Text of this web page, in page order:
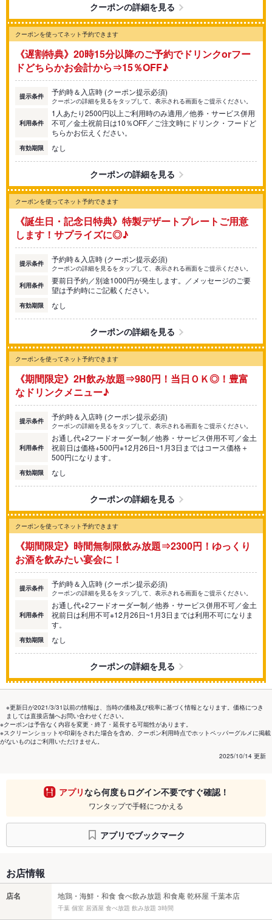
クーポンの詳細を見る
クーポンを使ってネット予約できます
《遅割特典》20時15分以降のご予約でドリンクorフー
ドどちらかお会計から⇒15％OFF♪
提示条件 予約時＆入店時 (クーポン提示必須)
クーポンの詳細を見るをタップして、表示される画面をご提示ください。
利用条件
1人あたり2500円以上ご利用時のみ適用／他券・サービス併用
不可／金土祝前日は10％OFF／ご注文時にドリンク・フードど
ちらかお伝えください。
有効期限 なし
クーポンの詳細を見る
クーポンを使ってネット予約できます
《誕生日・記念日特典》特製デザートプレートご用意
します！サプライズに◎♪
提示条件 予約時＆入店時 (クーポン提示必須)
クーポンの詳細を見るをタップして、表示される画面をご提示ください。
利用条件
要前日予約／別途1000円が発生します。／メッセージのご要
望は予約時にご記載ください。
有効期限 なし
クーポンの詳細を見る
クーポンを使ってネット予約できます
《期間限定》2H飲み放題⇒980円！当日ＯＫ◎！豊富
なドリンクメニュー♪
提示条件 予約時＆入店時 (クーポン提示必須)
クーポンの詳細を見るをタップして、表示される画面をご提示ください。
利用条件
お通し代+2フードオーダー制／他券・サービス併用不可／金土
祝前日は価格+500円※12月26日~1月3日まではコース価格＋
500円になります。
有効期限 なし
クーポンの詳細を見る
クーポンを使ってネット予約できます
《期間限定》時間無制限飲み放題⇒2300円！ゆっくり
お酒を飲みたい宴会に！
提示条件 予約時＆入店時 (クーポン提示必須)
クーポンの詳細を見るをタップして、表示される画面をご提示ください。
利用条件
お通し代+2フードオーダー制／他券・サービス併用不可／金土
祝前日は利用不可※12月26日~1月3日までは利用不可になりま
す。
有効期限 なし
クーポンの詳細を見る
※更新日が2021/3/31以前の情報は、当時の価格及び税率に基づく情報となります。価格につき
ましては直接店舗へお問い合わせください。
※クーポンは予告なく内容を変更・終了・延長する可能性があります。
※スクリーンショットや印刷をされた場合を含め、クーポン利用時点でホットペッパーグルメに掲載
がないものはご利用いただけません。
2025/10/14 更新
アプリなら何度もログイン不要ですぐ確認！
ワンタップで手軽につかえる
アプリでブックマーク
お店情報
店名 地鶏・海鮮・和食 食べ飲み放題 和食庵 乾杯屋 千葉本店
千葉 個室 居酒屋 食べ放題 飲み放題 3時間